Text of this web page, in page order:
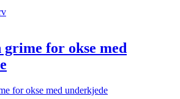
for okse med